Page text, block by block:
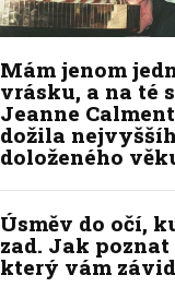
Mám jenom
vrásku, a na té
Jeanne
dožila
doloženého
Úsměv do očí,
zad. Jak
který vám